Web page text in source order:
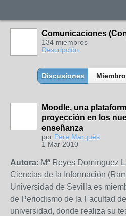
Comunicaciones
134 miembros
Descripción
Discusiones
Moodle, una
proyección en los
enseñanza
por Pere Marquès
1 Mar 2010
Autora: Mª Reyes Domínguez
Ciencias de la Información
Universidad de Sevilla es
de Periodismo de la Facultad
universidad, donde realiza su